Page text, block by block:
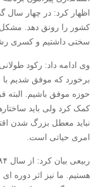
اظهار کرد: در چهار سال
کشور را رونق دهد.
سختی داشتیم و کسری
وی ادامه داد: رکود
برخورد که موفق شدیم
حوزه موفق باشیم. البته
کمک کرد ولی باید
نباید معطل بزرگ شدن
امری حیاتی است.
هستیم. ما نیز اثر دوره